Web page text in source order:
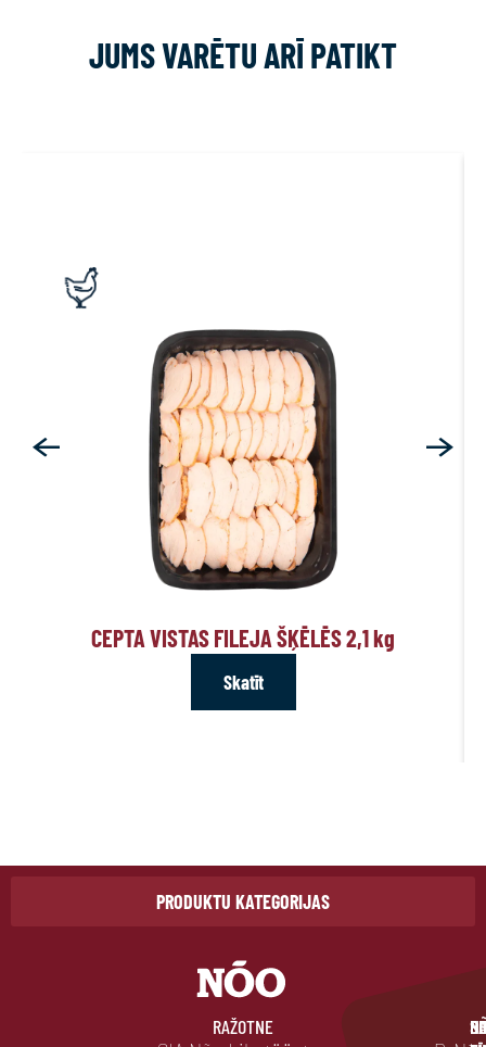
JUMS VARĒTU ARĪ PATIKT
CEPTA VISTAS FILEJA ŠĶĒLĒS 2,1kg
Skatīt
PRODUKTU KATEGORIJAS
RAŽOTNE